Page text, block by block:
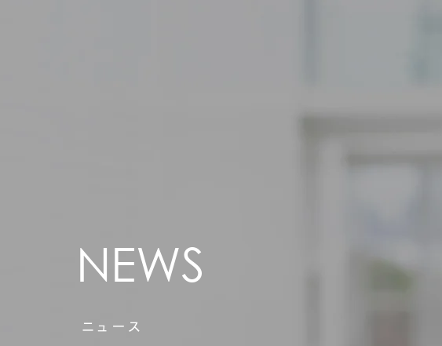
NEWS
​ニュース